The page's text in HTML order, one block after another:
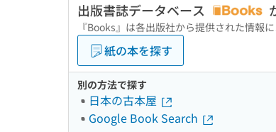
出版書誌データベース
『Books』は各出版社から提供された情報
紙の本を探す
別の方法で探す
日本の古本屋
Google Book Search